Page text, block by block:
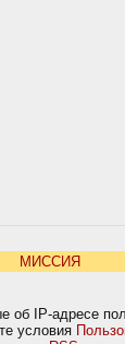
МИССИЯ
об IP-адресе
условия